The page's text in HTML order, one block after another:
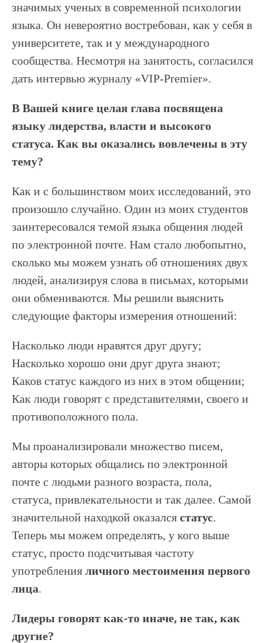
значимых ученых в современной психологии
языка. Он невероятно востребован, как у себя в
университете, так и у международного
сообщества. Несмотря на занятость, согласился
дать интервью журналу «VIP-Premier».
В Вашей книге целая глава посвящена
языку лидерства, власти и высокого
статуса. Как вы оказались вовлечены в эту
тему?
Как и с большинством моих исследований, это
произошло случайно. Один из моих студентов
заинтересовался темой языка общения людей
по электронной почте. Нам стало любопытно,
сколько мы можем узнать об отношениях двух
людей, анализируя слова в письмах, которыми
они обмениваются. Мы решили выяснить
следующие факторы измерения отношений:
Насколько люди нравятся друг другу;
Насколько хорошо они друг друга знают;
Каков статус каждого из них в этом общении;
Как люди говорят с представителями, своего и
противоположного пола.
Мы проанализировали множество писем,
авторы которых общались по электронной
почте с людьми разного возраста, пола,
статуса, привлекательности и так далее. Самой
значительной находкой оказался статус.
Теперь мы можем определять, у кого выше
статус, просто подсчитывая частоту
употребления личного местоимения первого
лица.
Лидеры говорят как-то иначе, не так, как
другие?